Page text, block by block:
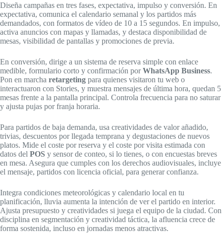
Diseña campañas en tres fases, expectativa, impulso y conversión. En
expectativa, comunica el calendario semanal y los partidos más
demandados, con formatos de vídeo de 10 a 15 segundos. En impulso,
activa anuncios con mapas y llamadas, y destaca disponibilidad de
mesas, visibilidad de pantallas y promociones de previa.
En conversión, dirige a un sistema de reserva simple con enlace
medible, formulario corto y confirmación porWhatsApp Business.
Pon en marcha retargeting para quienes visitaron tu web o
interactuaron con Stories, y muestra mensajes de última hora, quedan 5
mesas frente a la pantalla principal. Controla frecuencia para no saturar
y ajusta pujas por franja horaria.
Para partidos de baja demanda, usa creatividades de valor añadido,
trivias, descuentos por llegada temprana y degustaciones de nuevos
platos. Mide el coste por reserva y el coste por visita estimada con
datos del POS y sensor de conteo, si lo tienes, o con encuestas breves
en mesa. Asegura que cumples con los derechos audiovisuales, incluye
el mensaje, partidos con licencia oficial, para generar confianza.
Integra condiciones meteorológicas y calendario local en tu
planificación, lluvia aumenta la intención de ver el partido en interior.
Ajusta presupuesto y creatividades si juega el equipo de la ciudad. Con
disciplina en segmentación y creatividad táctica, la afluencia crece de
forma sostenida, incluso en jornadas menos atractivas.